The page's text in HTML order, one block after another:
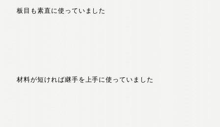
板目も素直に使っていました
材料が短ければ継手を上手に使っていました